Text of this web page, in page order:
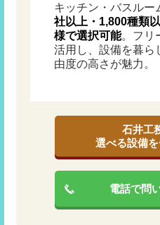
キッチン・バスルー
社以上・1,800種類
様で選択可能。フリ
活用し、設備を暮ら
由度の高さが魅力。
石井工
選べる設備を
電話で問